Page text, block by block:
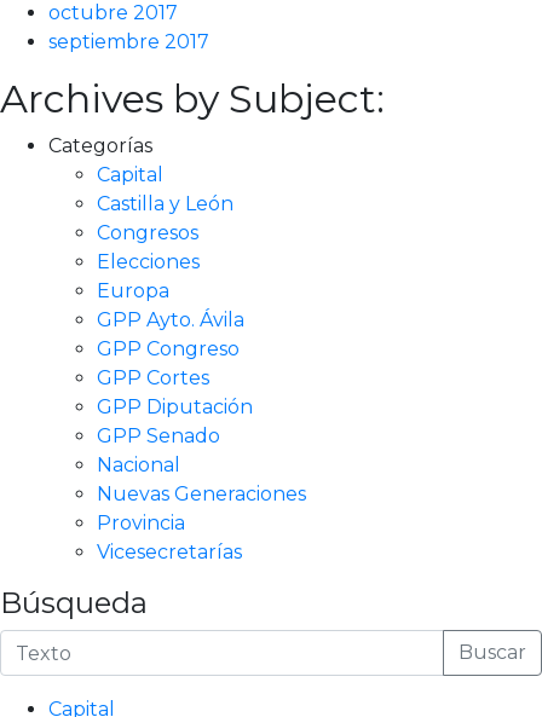
octubre 2017
septiembre 2017
Archives by Subject:
Categorías
Capital
Castilla y León
Congresos
Elecciones
Europa
GPP Ayto. Ávila
GPP Congreso
GPP Cortes
GPP Diputación
GPP Senado
Nacional
Nuevas Generaciones
Provincia
Vicesecretarías
Búsqueda
Buscar
Capital